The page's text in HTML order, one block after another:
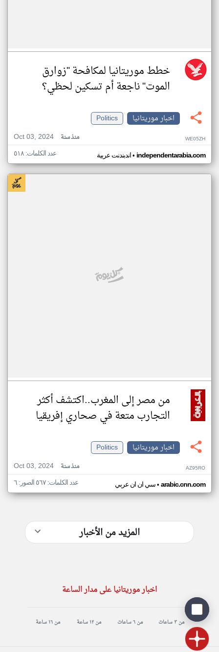
خطط موريتانيا لمكافحة "زوارق
الموت" ناجعة أم تسكين لحظي؟
اخبار موريتانيا
Politics
Oct 03, 2024
منذ سنة WE05ZH
اندبندنت عربية• independentarabia.com عدد الكلمات: ٥١٨
من مصر إلى المغرب..اكتشف أكثر
التجارب متعة في صحاري إفريقيا
اخبار موريتانيا
Politics
Oct 03, 2024
منذ سنة AZ95RO
سي ان ان عربي• arabic.cnn.com عدد الكلمات: ٥٦٧ الصور: ٦
المزيد من الأخبار
اخبار موريتانيا على مدار الساعة
من ٣ ساعات من ٦ ساعات من ١٢ ساعة من ١٦ ساعة